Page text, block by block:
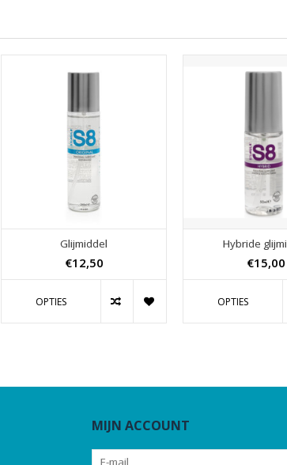
Glijmiddel
€12,50
OPTIES
Hybride
€15,00
OPTIES
MIJN ACCOUNT